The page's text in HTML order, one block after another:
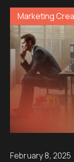
Marketing
February 8, 2025